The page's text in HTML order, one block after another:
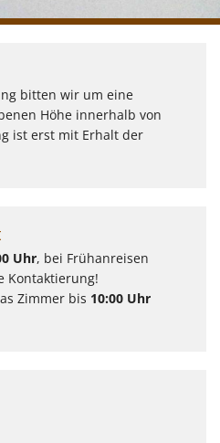
bitten wir um eine
Höhe innerhalb von
ist erst mit Erhalt der
Uhr, bei Frühanreisen
Kontaktierung!
Zimmer bis 10:00 Uhr